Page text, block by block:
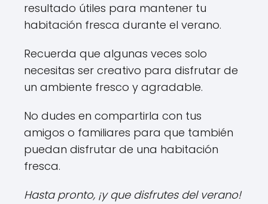
resultado útiles para mantener tu
habitación fresca durante el verano.
Recuerda que algunas veces solo
necesitas ser creativo para disfrutar de
un ambiente fresco y agradable.
No dudes en compartirla con tus
amigos o familiares para que también
puedan disfrutar de una habitación
fresca.
Hasta pronto, ¡y que disfrutes del verano!